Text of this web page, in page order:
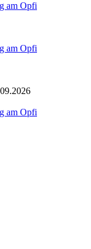
am Opfi
am Opfi
am Opfi